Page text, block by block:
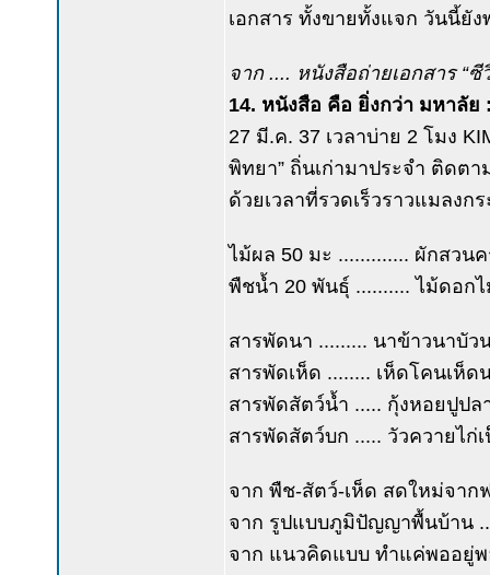
เอกสาร ทั้งขายทั้งแจก วันนี้ยั
จาก .... หนังสือถ่ายเอกสาร “ซี
14. หนังสือ คือ ยิ่งกว่า มหาลัย
27 มี.ค. 37 เวลาบ่าย 2 โมง
พิทยา” ถิ่นเก่ามาประจำ ติดต
ด้วยเวลาที่รวดเร็วราวแมลงก
ไม้ผล 50 มะ ............. ผักสวน
พืชน้ำ 20 พันธุ์ .......... ไม้ดอก
สารพัดนา ......... นาข้าวนาบัว
สารพัดเห็ด ........ เห็ดโคนเห็ด
สารพัดสัตว์น้ำ ..... กุ้งหอยปูปล
สารพัดสัตว์บก ..... วัวควายไก่
จาก พืช-สัตว์-เห็ด สดใหม่จาก
จาก รูปแบบภูมิปัญญาพื้นบ้าน
จาก แนวคิดแบบ ทำแค่พออยู่พ